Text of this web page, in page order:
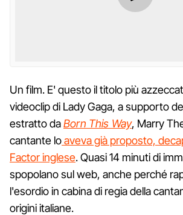
Un film. E' questo il titolo più
videoclip di Lady Gaga, a supporto
estratto daBorn This Way, Marry
cantante loaveva già proposto,
Factor inglese. Quasi 14 minuti di
spopolano sul web, anche perché
l'esordio in cabina di regia della
origini italiane.